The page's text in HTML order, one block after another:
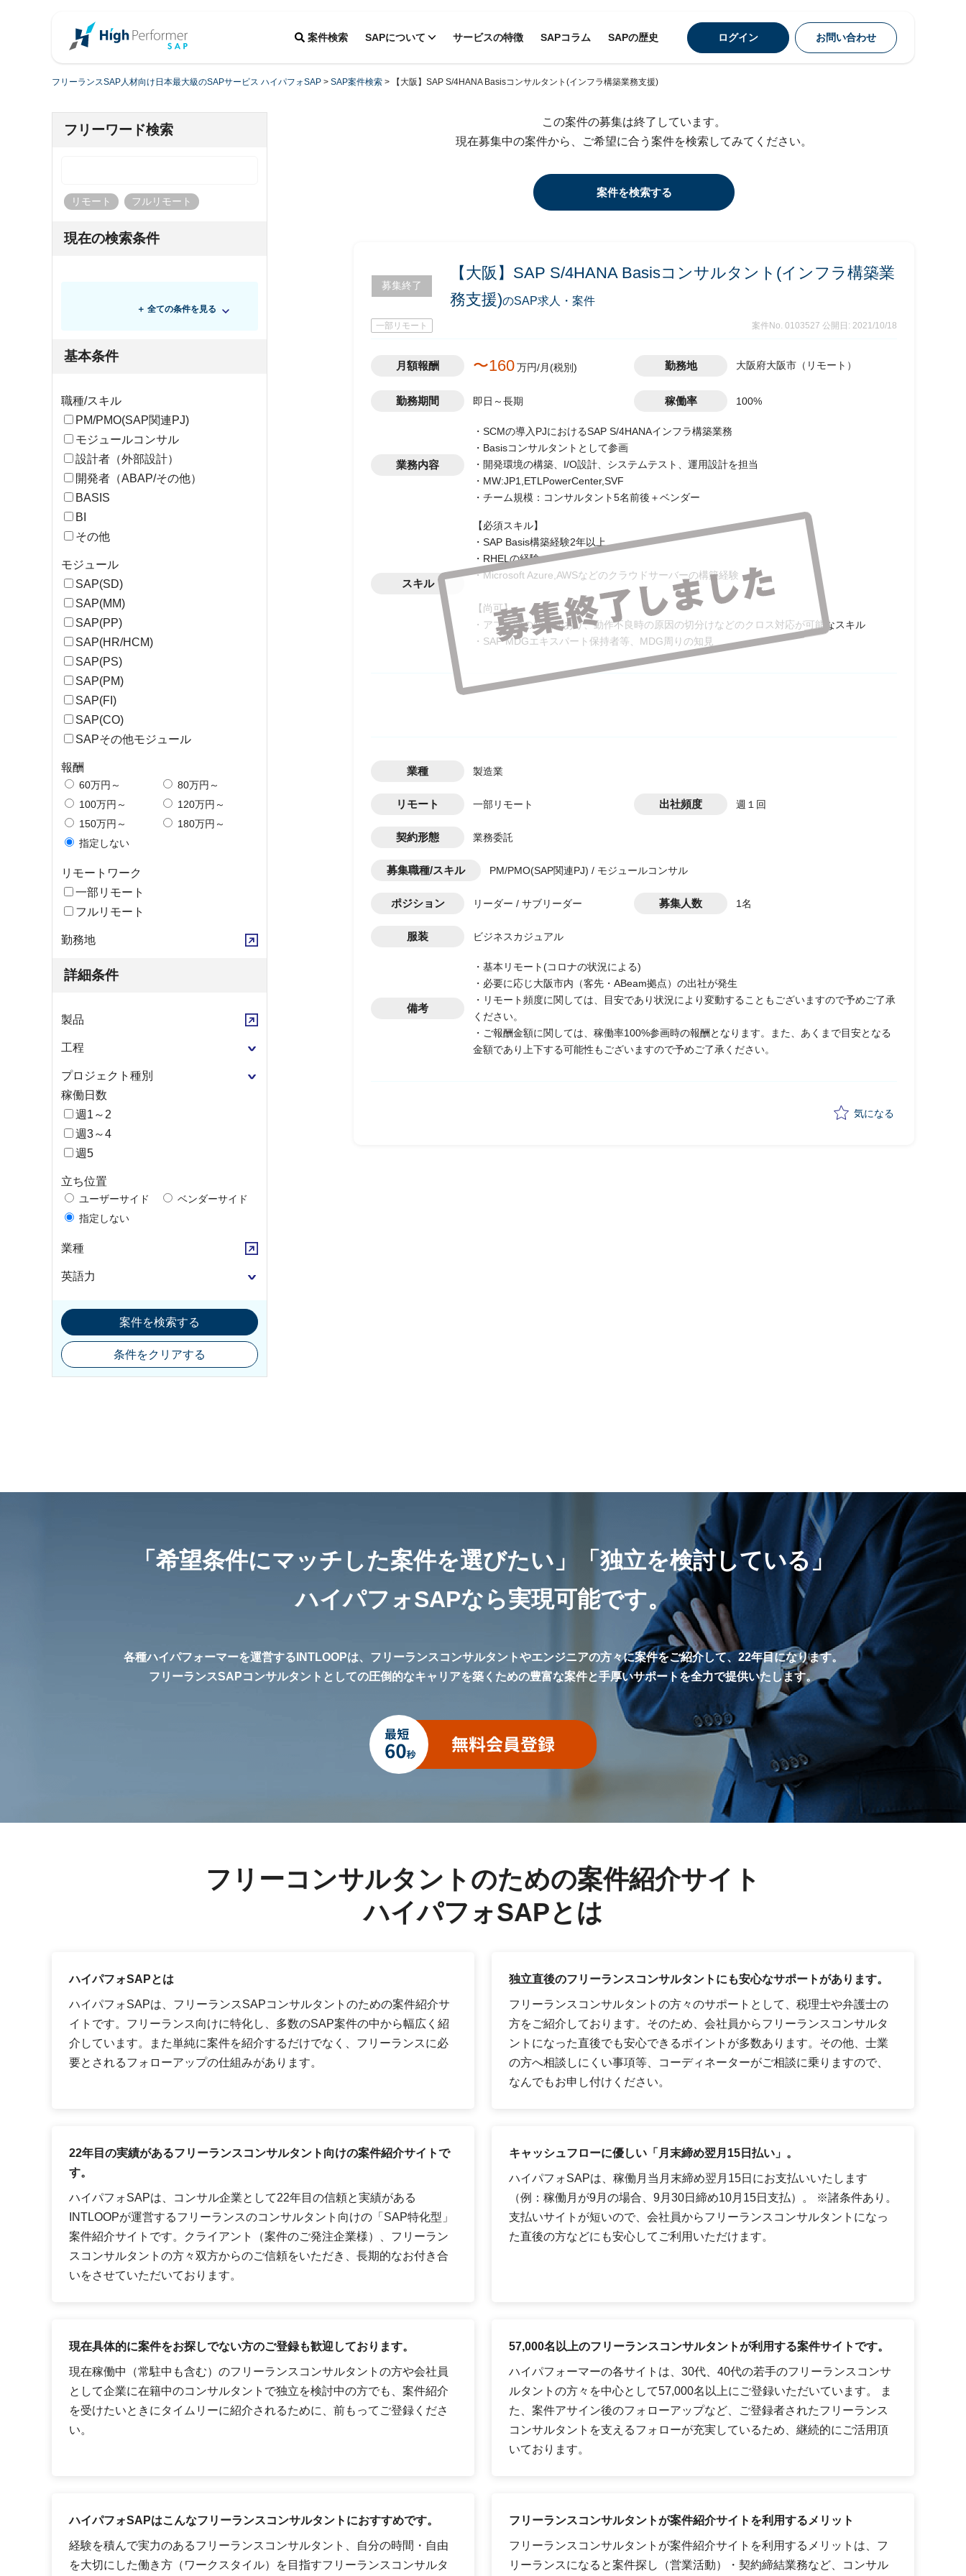
案件検索 SAPについて サービスの特徴 SAPコラム SAPの歴史 ログイン お問い合わせ
フリーランスSAP人材向け日本最大級のSAPサービス ハイパフォSAP > SAP案件検索 > 【大阪】SAP S/4HANA Basisコンサルタント(インフラ構築業務支援)
フリーワード検索
リモート フルリモート
現在の検索条件
＋ 全ての条件を見る
基本条件
職種/スキル
PM/PMO(SAP関連PJ)
モジュールコンサル
設計者（外部設計）
開発者（ABAP/その他）
BASIS
BI
その他
モジュール
SAP(SD)
SAP(MM)
SAP(PP)
SAP(HR/HCM)
SAP(PS)
SAP(PM)
SAP(FI)
SAP(CO)
SAPその他モジュール
報酬
60万円～
80万円～
100万円～
120万円～
150万円～
180万円～
指定しない
リモートワーク
一部リモート
フルリモート
勤務地
詳細条件
製品
工程
プロジェクト種別
稼働日数
週1～2
週3～4
週5
立ち位置
ユーザーサイド
ベンダーサイド
指定しない
業種
英語力
案件を検索する
条件をクリアする
この案件の募集は終了しています。
現在募集中の案件から、ご希望に合う案件を検索してみてください。
案件を検索する
募集終了
【大阪】SAP S/4HANA Basisコンサルタント(インフラ構築業
務支援)のSAP求人・案件
一部リモート 案件No. 0103527 公開日: 2021/10/18
月額報酬 〜160万円/月(税別) 勤務地 大阪府大阪市（リモート）
勤務期間 即日～長期 稼働率 100%
業務内容
・SCMの導入PJにおけるSAP S/4HANAインフラ構築業務
・Basisコンサルタントとして参画
・開発環境の構築、I/O設計、システムテスト、運用設計を担当
・MW:JP1,ETLPowerCenter,SVF
・チーム規模：コンサルタント5名前後＋ベンダー
スキル
【必須スキル】
・SAP Basis構築経験2年以上
・RHELの経験
・Microsoft Azure,AWSなどのクラウドサーバーの構築経験
【尚可】
・アプリ面の知見があり、動作不良時の原因の切分けなどのクロス対応が可能なスキル
・SAP MDGエキスパート保持者等、MDG周りの知見
業種 製造業
リモート 一部リモート 出社頻度 週１回
契約形態 業務委託
募集職種/スキル PM/PMO(SAP関連PJ) / モジュールコンサル
ポジション リーダー / サブリーダー 募集人数 1名
服装 ビジネスカジュアル
備考
・基本リモート(コロナの状況による)
・必要に応じ大阪市内（客先・ABeam拠点）の出社が発生
・リモート頻度に関しては、目安であり状況により変動することもございますので予めご了承
ください。
・ご報酬金額に関しては、稼働率100%参画時の報酬となります。また、あくまで目安となる
金額であり上下する可能性もございますので予めご了承ください。
気になる
「希望条件にマッチした案件を選びたい」
「独立を検討している」
ハイパフォSAPなら実現可能です。
各種ハイパフォーマーを運営するINTLOOPは、フリーランスコンサルタントやエンジニアの方々に案件をご紹介して、22年目になります。
フリーランスSAPコンサルタントとしての圧倒的なキャリアを築くための豊富な案件と手厚いサポートを全力で提供いたします。
フリーコンサルタントのための案件紹介サイト
ハイパフォSAPとは
ハイパフォSAPとは
ハイパフォSAPは、フリーランスSAPコンサルタントのための案件紹介サ
イトです。フリーランス向けに特化し、多数のSAP案件の中から幅広く紹
介しています。また単純に案件を紹介するだけでなく、フリーランスに必
要とされるフォローアップの仕組みがあります。
独立直後のフリーランスコンサルタントにも安心なサポートがあります。
フリーランスコンサルタントの方々のサポートとして、税理士や弁護士の
方をご紹介しております。そのため、会社員からフリーランスコンサルタ
ントになった直後でも安心できるポイントが多数あります。その他、士業
の方へ相談しにくい事項等、コーディネーターがご相談に乗りますので、
なんでもお申し付けください。
22年目の実績があるフリーランスコンサルタント向けの案件紹介サイトで
す。
ハイパフォSAPは、コンサル企業として22年目の信頼と実績がある
INTLOOPが運営するフリーランスのコンサルタント向けの「SAP特化型」
案件紹介サイトです。クライアント（案件のご発注企業様）、フリーラン
スコンサルタントの方々双方からのご信頼をいただき、長期的なお付き合
いをさせていただいております。
キャッシュフローに優しい「月末締め翌月15日払い」。
ハイパフォSAPは、稼働月当月末締め翌月15日にお支払いいたします
（例：稼働月が9月の場合、9月30日締め10月15日支払）。 ※諸条件あり。
支払いサイトが短いので、会社員からフリーランスコンサルタントになっ
た直後の方などにも安心してご利用いただけます。
現在具体的に案件をお探しでない方のご登録も歓迎しております。
現在稼働中（常駐中も含む）のフリーランスコンサルタントの方や会社員
として企業に在籍中のコンサルタントで独立を検討中の方でも、案件紹介
を受けたいときにタイムリーに紹介されるために、前もってご登録くださ
い。
57,000名以上のフリーランスコンサルタントが利用する案件サイトです。
ハイパフォーマーの各サイトは、30代、40代の若手のフリーランスコンサ
ルタントの方々を中心として57,000名以上にご登録いただいています。 ま
た、案件アサイン後のフォローアップなど、ご登録者されたフリーランス
コンサルタントを支えるフォローが充実しているため、継続的にご活用頂
いております。
ハイパフォSAPはこんなフリーランスコンサルタントにおすすめです。
経験を積んで実力のあるフリーランスコンサルタント、自分の時間・自由
を大切にした働き方（ワークスタイル）を目指すフリーランスコンサルタ
フリーランスコンサルタントが案件紹介サイトを利用するメリット
フリーランスコンサルタントが案件紹介サイトを利用するメリットは、フ
リーランスになると案件探し（営業活動）・契約締結業務など、コンサル